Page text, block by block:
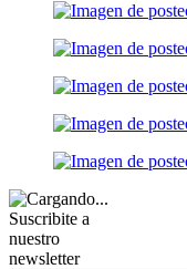
Suscribite a
nuestro
newsletter